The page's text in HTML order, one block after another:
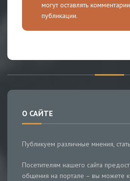
могут оставлять
публикации.
О САЙТЕ
Публикуем различные мнения,
Посетителям нашего сайта
общения на портале – вы можете